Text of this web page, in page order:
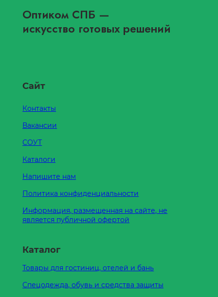
Оптиком СПБ —
искусство готовых решений
Сайт
Контакты
Вакансии
СОУТ
Каталоги
Напишите нам
Политика конфиденциальности
Информация, размещенная на сайте, не
является публичной офертой
Каталог
Товары для гостиниц, отелей и бань
Спецодежда, обувь и средства защиты